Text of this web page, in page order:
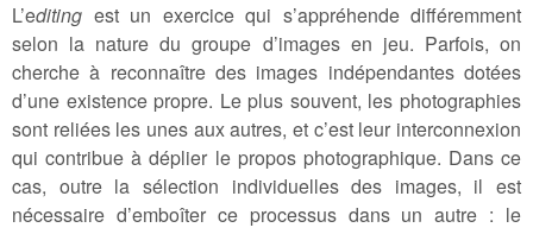
L’editing est un exercice qui s’appréhende différemment
selon la nature du groupe d’images en jeu. Parfois, on
cherche à reconnaître des images indépendantes dotées
d’une existence propre. Le plus souvent, les photographies
sont reliées les unes aux autres, et c’est leur interconnexion
qui contribue à déplier le propos photographique. Dans ce
cas, outre la sélection individuelles des images, il est
nécessaire d’emboîter ce processus dans un autre : le